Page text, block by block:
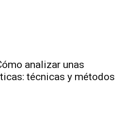
analizar unas
técnicas y métodos